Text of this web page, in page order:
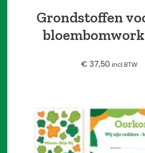
Grondstoffen
€ 37,50 incl BTW